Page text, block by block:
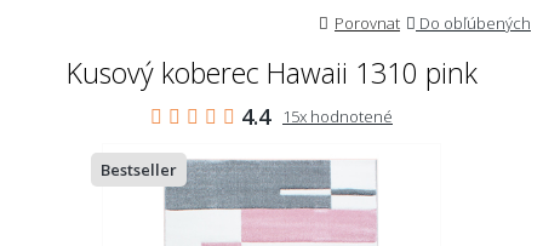
Porovnat Do obľúbených
Kusový koberec Hawaii 1310 pink
4.4 15x hodnotené
Bestseller